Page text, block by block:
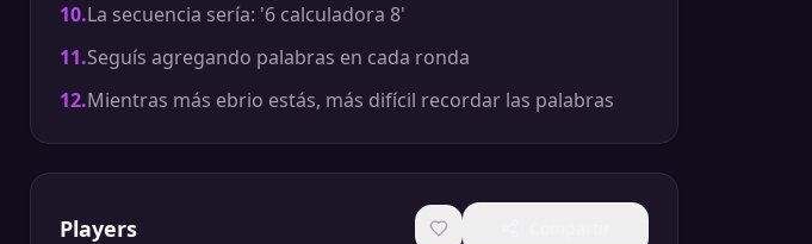
10.La secuencia sería: '6 calculadora 8'
11.Seguís agregando palabras en cada ronda
12.Mientras más ebrio estás, más difícil recordar las palabras
Players